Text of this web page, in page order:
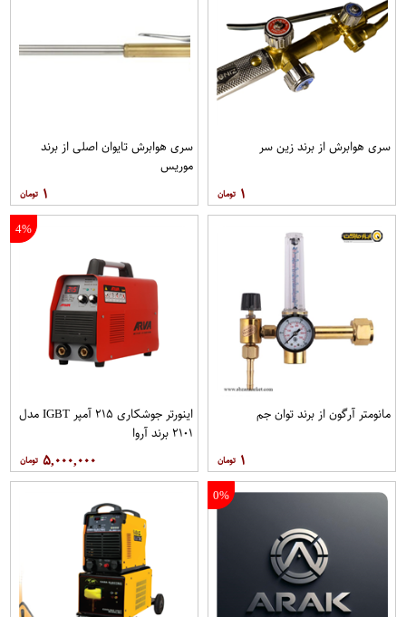
سری هوابرش از برند زین سر
۱
سری هوابرش تایوان اصلی از برند
موریس
۱
مانومتر آرگون از برند توان جم
۱
4%
اینورتر جوشکاری ۲۱۵ آمپر IGBT مدل
۲۱۰۱ برند آروا
۵,۰۰۰,۰۰۰
0%